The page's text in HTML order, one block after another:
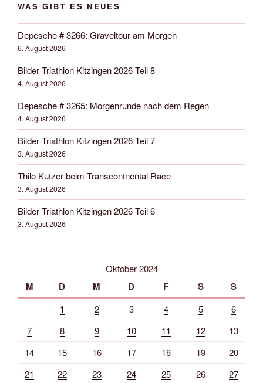
WAS GIBT ES NEUES
Depesche # 3266: Graveltour am Morgen
6. August 2026
Bilder Triathlon Kitzingen 2026 Teil 8
4. August 2026
Depesche # 3265: Morgenrunde nach dem Regen
4. August 2026
Bilder Triathlon Kitzingen 2026 Teil 7
3. August 2026
Thilo Kutzer beim Transcontnental Race
3. August 2026
Bilder Triathlon Kitzingen 2026 Teil 6
3. August 2026
Oktober 2024
M D M D F S S
1 2 3 4 5
6
7
8 9 10 11 12
13
14
15 16 17 18 19
20
21
22 23 24 25 26
27